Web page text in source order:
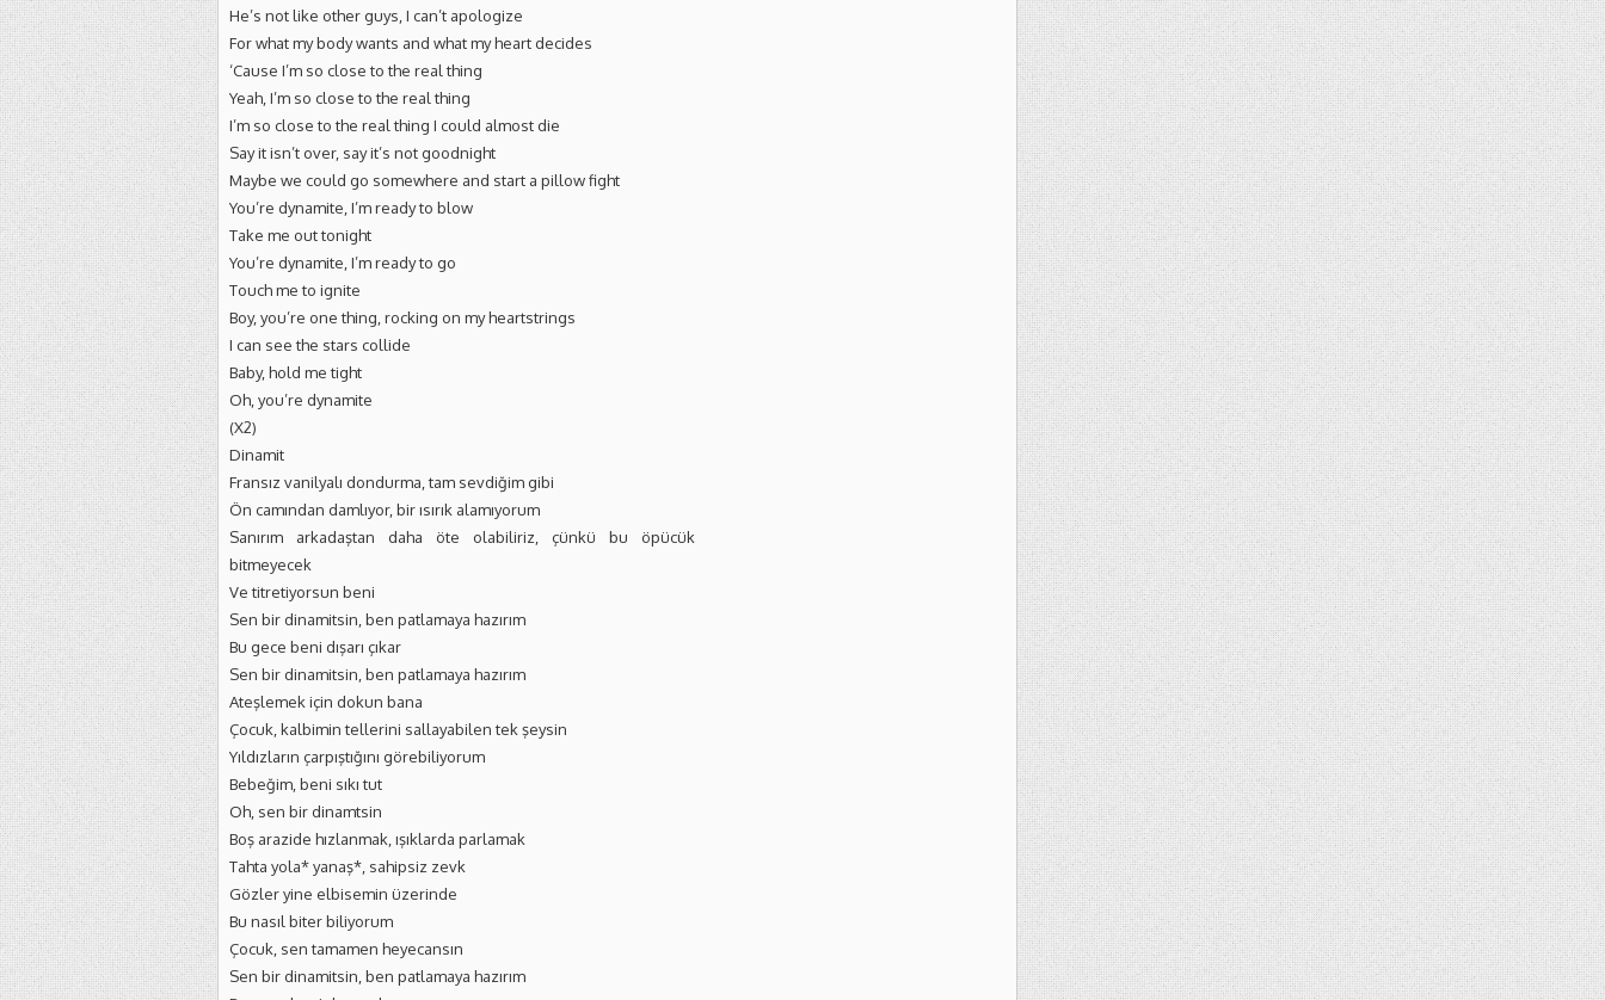
He’s not like other guys, I can’t apologize
For what my body wants and what my heart decides
‘Cause I’m so close to the real thing
Yeah, I’m so close to the real thing
I’m so close to the real thing I could almost die
Say it isn’t over, say it’s not goodnight
Maybe we could go somewhere and start a pillow fight
You’re dynamite, I’m ready to blow
Take me out tonight
You’re dynamite, I’m ready to go
Touch me to ignite
Boy, you’re one thing, rocking on my heartstrings
I can see the stars collide
Baby, hold me tight
Oh, you’re dynamite
(X2)
Dinamit
Fransız vanilyalı dondurma, tam sevdiğim gibi
Ön camından damlıyor, bir ısırık alamıyorum
Sanırım arkadaştan daha öte olabiliriz, çünkü bu öpücük
bitmeyecek
Ve titretiyorsun beni
Sen bir dinamitsin, ben patlamaya hazırım
Bu gece beni dışarı çıkar
Sen bir dinamitsin, ben patlamaya hazırım
Ateşlemek için dokun bana
Çocuk, kalbimin tellerini sallayabilen tek şeysin
Yıldızların çarpıştığını görebiliyorum
Bebeğim, beni sıkı tut
Oh, sen bir dinamtsin
Boş arazide hızlanmak, ışıklarda parlamak
Tahta yola* yanaş*, sahipsiz zevk
Gözler yine elbisemin üzerinde
Bu nasıl biter biliyorum
Çocuk, sen tamamen heyecansın
Sen bir dinamitsin, ben patlamaya hazırım